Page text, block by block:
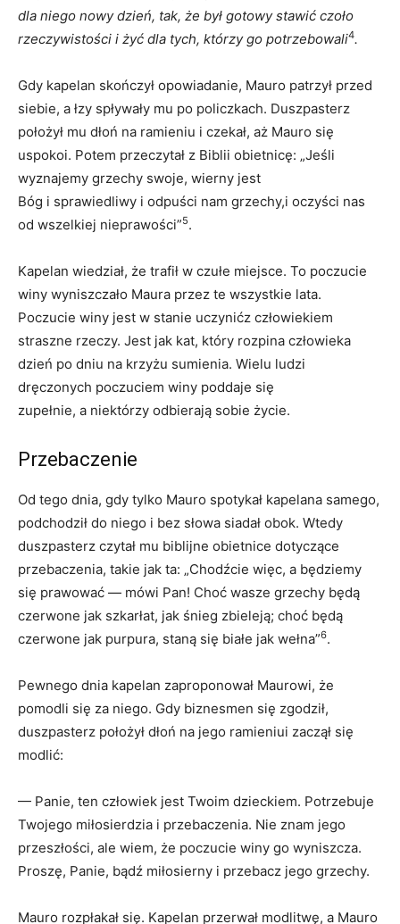
dla niego nowy dzień, tak, że był gotowy stawić czoło
rzeczywistości i żyć dla tych, którzy go potrzebowali4.
Gdy kapelan skończył opowiadanie, Mauro patrzył przed
siebie, a łzy spływały mu po policzkach. Duszpasterz
położył mu dłoń na ramieniu i czekał, aż Mauro się
uspokoi. Potem przeczytał z Biblii obietnicę: „Jeśli
wyznajemy grzechy swoje, wierny jest
Bóg i sprawiedliwy i odpuści nam grzechy,i oczyści nas
od wszelkiej nieprawości”5.
Kapelan wiedział, że trafił w czułe miejsce. To poczucie
winy wyniszczało Maura przez te wszystkie lata.
Poczucie winy jest w stanie uczynićz człowiekiem
straszne rzeczy. Jest jak kat, który rozpina człowieka
dzień po dniu na krzyżu sumienia. Wielu ludzi
dręczonych poczuciem winy poddaje się
zupełnie, a niektórzy odbierają sobie życie.
Przebaczenie
Od tego dnia, gdy tylko Mauro spotykał kapelana samego,
podchodził do niego i bez słowa siadał obok. Wtedy
duszpasterz czytał mu biblijne obietnice dotyczące
przebaczenia, takie jak ta: „Chodźcie więc, a będziemy
się prawować — mówi Pan! Choć wasze grzechy będą
czerwone jak szkarłat, jak śnieg zbieleją; choć będą
czerwone jak purpura, staną się białe jak wełna”6.
Pewnego dnia kapelan zaproponował Maurowi, że
pomodli się za niego. Gdy biznesmen się zgodził,
duszpasterz położył dłoń na jego ramieniui zaczął się
modlić:
— Panie, ten człowiek jest Twoim dzieckiem. Potrzebuje
Twojego miłosierdzia i przebaczenia. Nie znam jego
przeszłości, ale wiem, że poczucie winy go wyniszcza.
Proszę, Panie, bądź miłosierny i przebacz jego grzechy.
Mauro rozpłakał się. Kapelan przerwał modlitwę, a Mauro